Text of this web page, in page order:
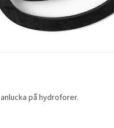
på hydroforer.